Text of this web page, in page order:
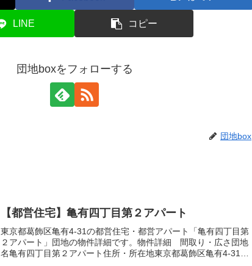
LINE コピー
団地boxをフォローする
団地box
【都営住宅】亀有四丁目第２アパート
東京都葛飾区亀有4-31の都営住宅・都営アパート「亀有四丁目第
２アパート」団地の物件詳細です。物件詳細 間取り・広さ団地
名亀有四丁目第２アパート住所・所在地東京都葛飾区亀有4-31間